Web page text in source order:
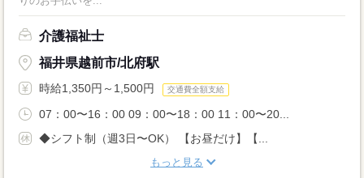
介護福祉士
福井県越前市/北府駅
時給1,350円～1,500円 交通費全額支給
07：00〜16：00 09：00〜18：00 11：00〜20...
◆シフト制（週3日〜OK） 【お昼だけ】【...
もっと見る